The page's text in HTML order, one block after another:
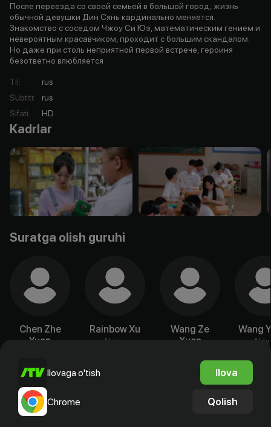
После переезда со своей семьей в большой город, жизнь
обычной девушки Дин Сянь кардинально меняется.
Знакомство с соседом Чжоу Си Юэ, математическим гением и
невероятным красавчиком, проходит с большим скандалом.
Но даже при столь неприятной первой встрече, героиня
безответно влюбляется
Til:
rus
Subtitr:
rus
Sifati: HD
Kadrlar
Suratga olish guruhi
Chen Zhe
Yuan
Rainbow Xu
Aktyor
Wang Ze
Xuan
Wang
Ilovaga o'tish Ilova
Chrome Qolish